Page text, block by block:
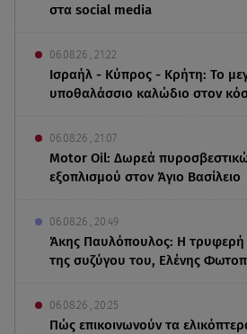
στα social media
06.08.26 , 21:22
Ισραήλ - Κύπρος - Κρήτη: Το
υποθαλάσσιο καλώδιο στον
06.08.26 , 21:07
Motor Oil: Δωρεά
εξοπλισμού στον Άγιο Βασίλειο
06.08.26 , 20:49
Άκης Παυλόπουλος: Η τρυφερή
της συζύγου του, Ελένης
06.08.26 , 20:25
Πώς επικοινωνούν τα